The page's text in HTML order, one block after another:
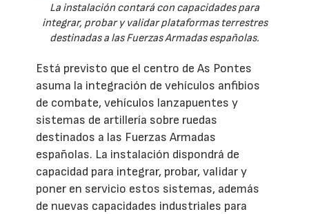
La instalación contará con capacidades para
integrar, probar y validar plataformas terrestres
destinadas a las Fuerzas Armadas españolas.
Está previsto que el centro de As Pontes
asuma la integración de vehículos anfibios
de combate, vehículos lanzapuentes y
sistemas de artillería sobre ruedas
destinados a las Fuerzas Armadas
españolas. La instalación dispondrá de
capacidad para integrar, probar, validar y
poner en servicio estos sistemas, además
de nuevas capacidades industriales para